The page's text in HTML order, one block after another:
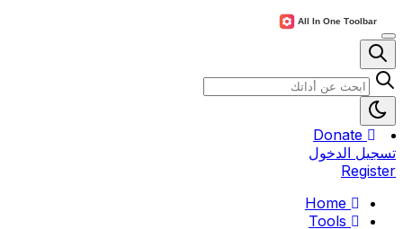
تسجيل الدخول
Register